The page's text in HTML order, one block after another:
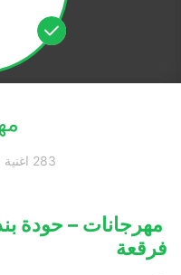
283 اغنية •
مهرجانات – حودة
فرقعة